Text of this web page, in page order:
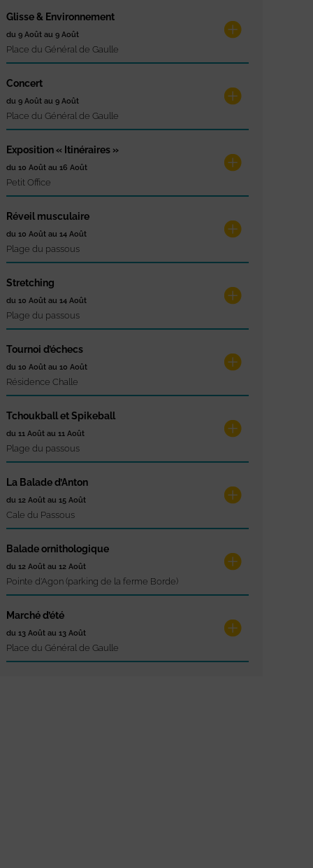
Glisse & Environnement
du 9 Août au 9 Août
Place du Général de Gaulle
Concert
du 9 Août au 9 Août
Place du Général de Gaulle
Exposition « Itinéraires »
du 10 Août au 16 Août
Petit Office
Réveil musculaire
du 10 Août au 14 Août
Plage du passous
Stretching
du 10 Août au 14 Août
Plage du passous
Tournoi d’échecs
du 10 Août au 10 Août
Résidence Challe
Tchoukball et Spikeball
du 11 Août au 11 Août
Plage du passous
La Balade d’Anton
du 12 Août au 15 Août
Cale du Passous
Balade ornithologique
du 12 Août au 12 Août
Pointe d'Agon (parking de la ferme Borde)
Marché d’été
du 13 Août au 13 Août
Place du Général de Gaulle